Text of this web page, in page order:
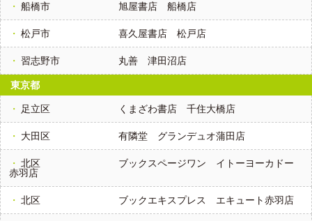
船橋市 旭屋書店 船橋店
松戸市 喜久屋書店 松戸店
習志野市 丸善 津田沼店
東京都
足立区 くまざわ書店 千住大橋店
大田区 有隣堂 グランデュオ蒲田店
北区
ブックスページワン イトーヨーカドー
赤羽店
北区 ブックエキスプレス エキュート赤羽店